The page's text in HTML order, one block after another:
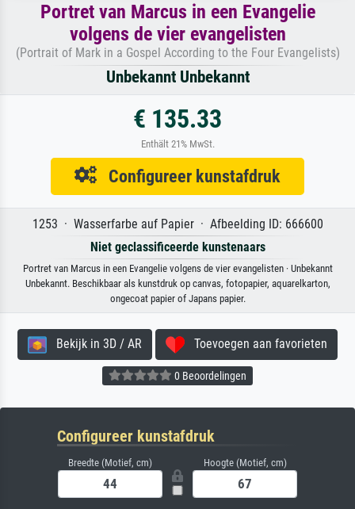
Portret van Marcus in een Evangelie
volgens de vier evangelisten
(Portrait of Mark in a Gospel According to the Four Evangelists)
Unbekannt Unbekannt
€ 135.33
Enthält 21% MwSt.
Configureer kunstafdruk
1253 · Wasserfarbe auf Papier · Afbeelding ID: 666600
Niet geclassificeerde kunstenaars
Portret van Marcus in een Evangelie volgens de vier evangelisten · Unbekannt
Unbekannt. Beschikbaar als kunstdruk op canvas, fotopapier, aquarelkarton,
ongecoat papier of Japans papier.
Bekijk in 3D / AR Toevoegen aan favorieten
0 Beoordelingen
Configureer kunstafdruk
Breedte (Motief, cm) Hoogte (Motief, cm)